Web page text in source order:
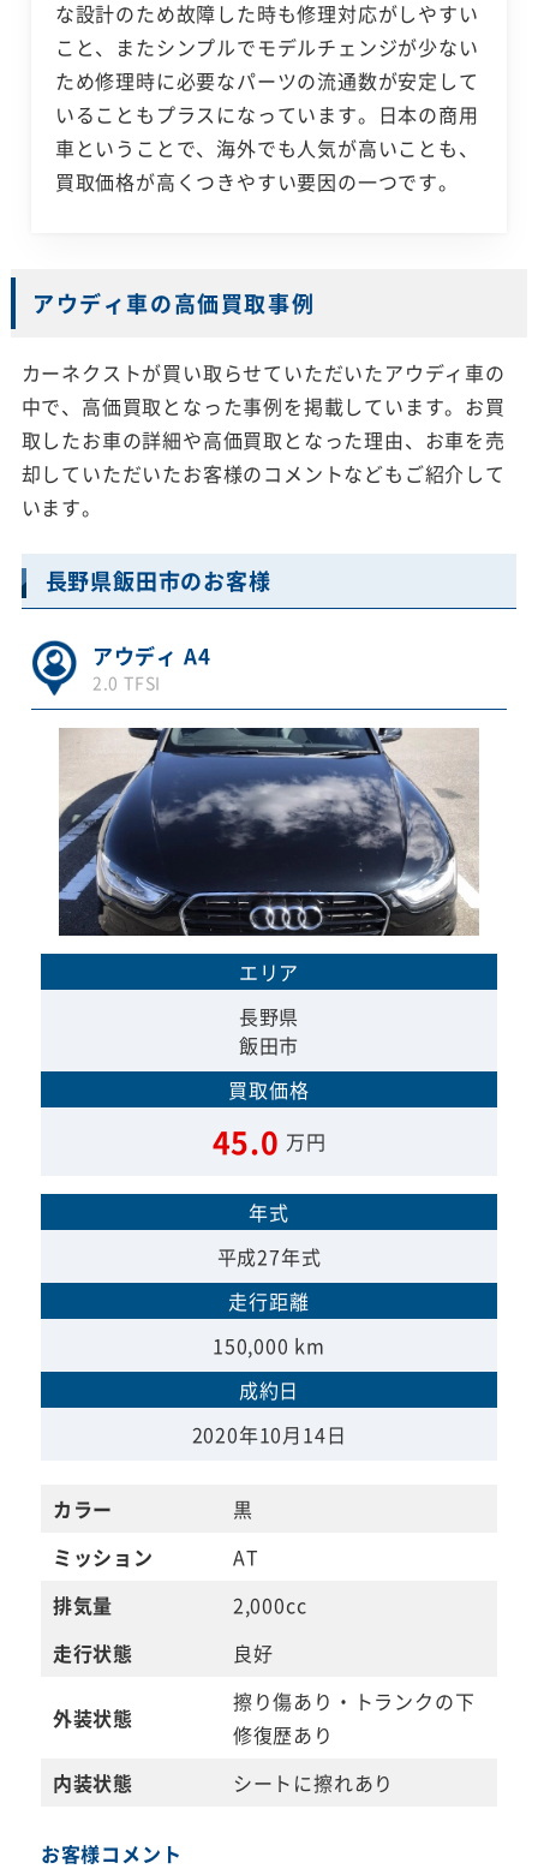
な設計のため故障した時も修理対応がしやすい
こと、またシンプルでモデルチェンジが少ない
ため修理時に必要なパーツの流通数が安定して
いることもプラスになっています。日本の商用
車ということで、海外でも人気が高いことも、
買取価格が高くつきやすい要因の一つです。
アウディ車の高価買取事例
カーネクストが買い取らせていただいたアウディ車の
中で、高価買取となった事例を掲載しています。お買
取したお車の詳細や高価買取となった理由、お車を売
却していただいたお客様のコメントなどもご紹介して
います。
長野県飯田市のお客様
アウディ A4
2.0 TFSI
エリア
長野県
飯田市
買取価格
45.0 万円
年式
平成27年式
走行距離
150,000 km
成約日
2020年10月14日
カラー
黒
ミッション
AT
排気量
2,000cc
走行状態
良好
外装状態
擦り傷あり・トランクの下
修復歴あり
内装状態
シートに擦れあり
お客様コメント